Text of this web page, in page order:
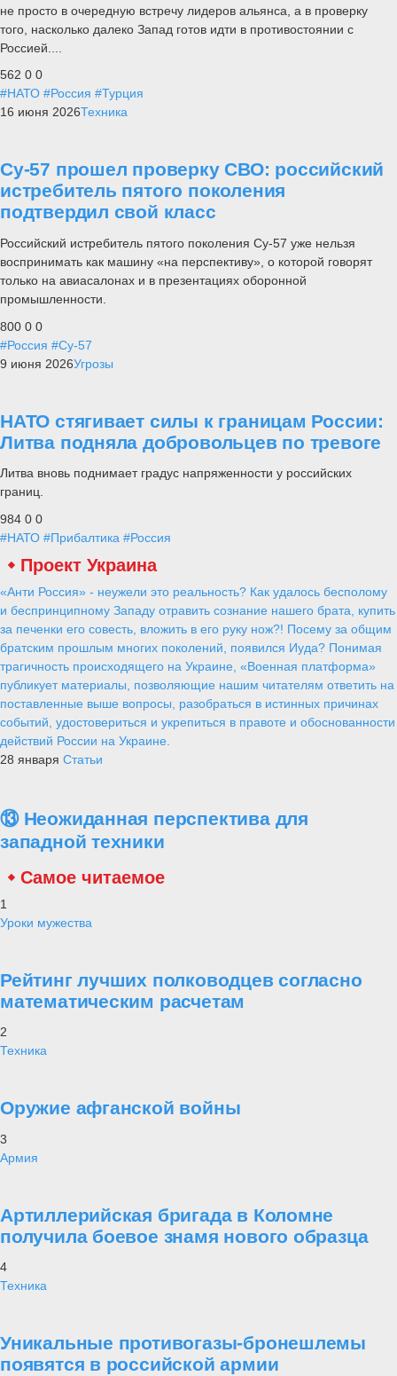
не просто в очередную встречу лидеров альянса, а в проверку
того, насколько далеко Запад готов идти в противостоянии с
Россией....
562 0 0
#НАТО #Россия #Турция
16 июня 2026Техника
Су-57 прошел проверку СВО: российский
истребитель пятого поколения
подтвердил свой класс
Российский истребитель пятого поколения Су-57 уже нельзя
воспринимать как машину «на перспективу», о которой говорят
только на авиасалонах и в презентациях оборонной
промышленности.
800 0 0
#Россия #Су-57
9 июня 2026Угрозы
НАТО стягивает силы к границам России:
Литва подняла добровольцев по тревоге
Литва вновь поднимает градус напряженности у российских
границ.
984 0 0
#НАТО #Прибалтика #Россия
Проект Украина
«Анти Россия» - неужели это реальность? Как удалось бесполому
и беспринципному Западу отравить сознание нашего брата, купить
за печенки его совесть, вложить в его руку нож?! Посему за общим
братским прошлым многих поколений, появился Иуда? Понимая
трагичность происходящего на Украине, «Военная платформа»
публикует материалы, позволяющие нашим читателям ответить на
поставленные выше вопросы, разобраться в истинных причинах
событий, удостовериться и укрепиться в правоте и обоснованности
действий России на Украине.
28 января Статьи
⑬ Неожиданная перспектива для
западной техники
Самое читаемое
1
Уроки мужества
Рейтинг лучших полководцев согласно
математическим расчетам
2
Техника
Оружие афганской войны
3
Армия
Артиллерийская бригада в Коломне
получила боевое знамя нового образца
4
Техника
Уникальные противогазы-бронешлемы
появятся в российской армии